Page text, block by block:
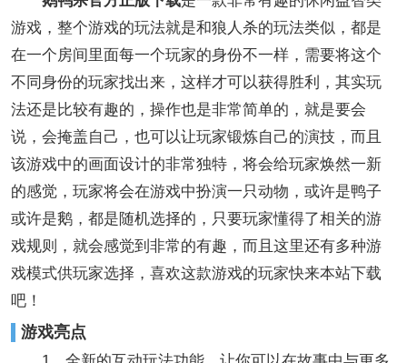
游戏，整个游戏的玩法就是和狼人杀的玩法类似，都是
在一个房间里面每一个玩家的身份不一样，需要将这个
不同身份的玩家找出来，这样才可以获得胜利，其实玩
法还是比较有趣的，操作也是非常简单的，就是要会
说，会掩盖自己，也可以让玩家锻炼自己的演技，而且
该游戏中的画面设计的非常独特，将会给玩家焕然一新
的感觉，玩家将会在游戏中扮演一只动物，或许是鸭子
或许是鹅，都是随机选择的，只要玩家懂得了相关的游
戏规则，就会感觉到非常的有趣，而且这里还有多种游
戏模式供玩家选择，喜欢这款游戏的玩家快来本站下载
吧！
游戏亮点